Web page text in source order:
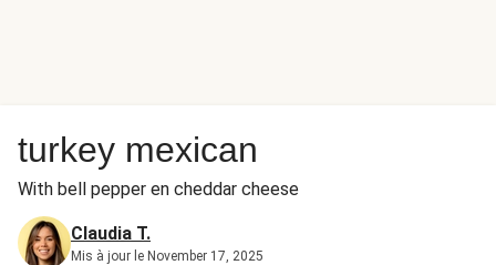
turkey mexican
With bell pepper en cheddar cheese
Claudia T.
Mis à jour le November 17, 2025